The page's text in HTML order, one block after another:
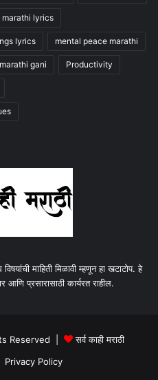
marathi lyrics
lyrics mental peace marathi
gani Productivity
माहिती मिळावी म्हणून हा खटाटोप. हे
आणि प्रसारासाठी कार्यरत राहील.
Reserved |
सर्व काही मराठी
Privacy Policy